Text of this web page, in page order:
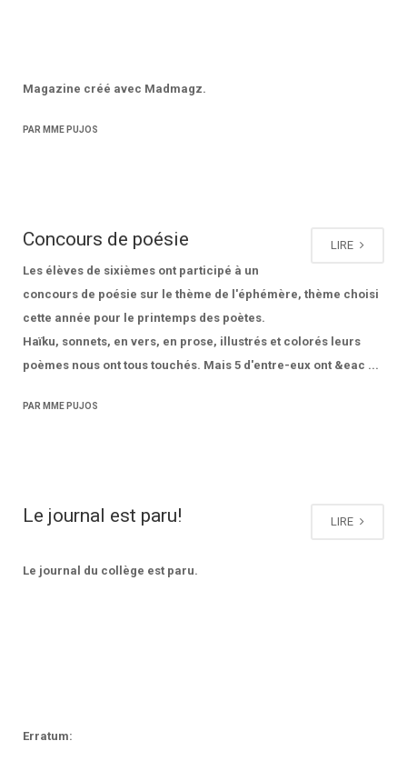
Magazine créé avec Madmagz.
PAR MME PUJOS
LIRE
Concours de poésie
Les élèves de sixièmes ont participé à un
concours de poésie sur le thème de l'éphémère, thème choisi
cette année pour le printemps des poètes.
Haïku, sonnets, en vers, en prose, illustrés et colorés leurs
poèmes nous ont tous touchés. Mais 5 d'entre-eux ont &eac ...
PAR MME PUJOS
LIRE
Le journal est paru!
Le journal du collège est paru.
Erratum: